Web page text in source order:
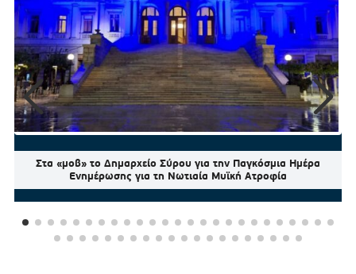
Στα «μοβ» το Δημαρχείο Σύρου για την Παγκόσμια Ημέρα
Ενημέρωσης για τη Νωτιαία Μυϊκή Ατροφία